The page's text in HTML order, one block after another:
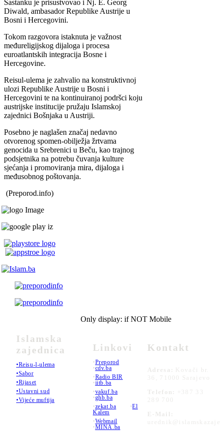
Sastanku je prisustvovao i Nj. E. Georg
Diwald, ambasador Republike Austrije u
Bosni i Hercegovini.
Tokom razgovora istaknuta je važnost
međureligijskog dijaloga i procesa
euroatlantskih integracija Bosne i
Hercegovine.
Reisul-ulema je zahvalio na konstruktivnoj
ulozi Republike Austrije u Bosni i
Hercegovini te na kontinuiranoj podršci koju
austrijske institucije pružaju Islamskoj
zajednici Bošnjaka u Austriji.
Posebno je naglašen značaj nedavno
otvorenog spomen-obilježja žrtvama
genocida u Srebrenici u Beču, kao trajnog
podsjetnika na potrebu čuvanja kulture
sjećanja i promoviranja mira, dijaloga i
međusobnog poštovanja.
(Preporod.info)
Islamska
zajednica
•Reisu-l-ulema
•Sabor
•Rijaset
•Ustavni sud
•Vijeće muftija
Only display: if NOT Mobile
Linkovi
•Preporod
•cdv.ba
•Radio BIR
•iitb.ba
•vakuf.ba
•ghb.ba
•zekat.ba •El
Kalem
•Webmail
•MINA.ba
Kontakt
Adresa:
Kovači br.
36, 71000 Sarajevo
Telefon:
+387 33
289 700
E-Mail: